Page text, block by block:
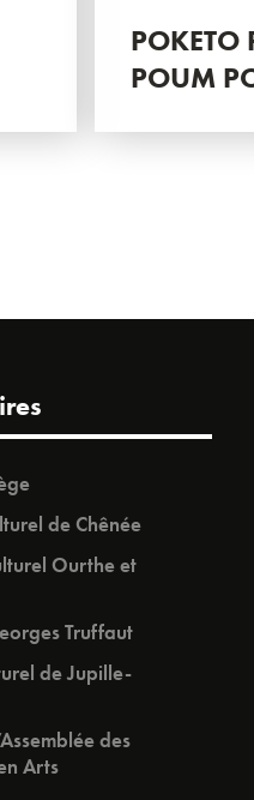
POKETO
POUM
de Chênée
Ourthe et
Truffaut
de Jupille-
des
Arts